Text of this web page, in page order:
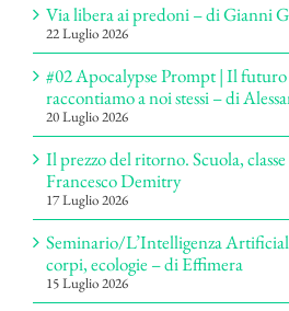
Via libera ai predoni – di Gianni
22 Luglio 2026
#02 Apocalypse Prompt | Il futuro
raccontiamo a noi stessi – di
20 Luglio 2026
Il prezzo del ritorno. Scuola,
Francesco Demitry
17 Luglio 2026
Seminario/L’Intelligenza
corpi, ecologie – di Effimera
15 Luglio 2026